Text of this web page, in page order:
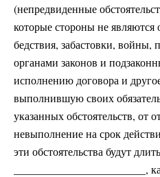
(непредвиденные
которые стороны не
бедствия, забастовки, войны,
органами законов и
исполнению договора и
выполнившую своих
указанных обстоятельств, от
невыполнение на срок
эти обстоятельства будут
________________________,